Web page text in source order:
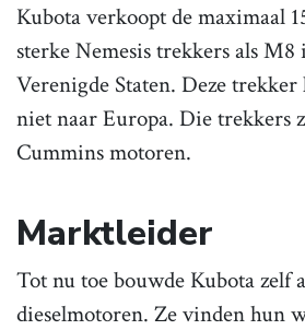
Kubota verkoopt de maximaal
sterke Nemesis trekkers als M8
Verenigde Staten. Deze
niet naar Europa. Die trekkers
Cummins motoren.
Marktleider
Tot nu toe bouwde Kubota zelf
dieselmotoren. Ze vinden hun